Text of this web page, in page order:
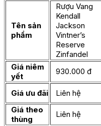
Tên sản
phẩm
Rượu Vang
Kendall
Jackson
Vintner’s
Reserve
Zinfandel
Giá niêm
yết
930.000 đ
Giá ưu đãi
Liên hệ
Giá theo
thùng
Liên hệ